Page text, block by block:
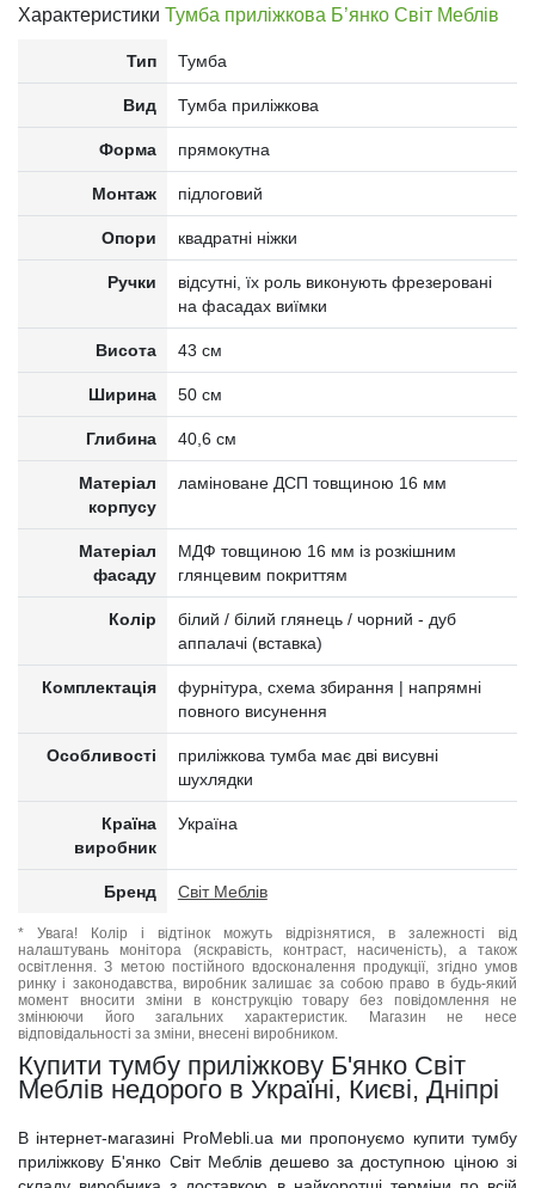
Характеристики Тумба приліжкова Б’янко Світ Меблів
Тип Тумба
Вид Тумба приліжкова
Форма прямокутна
Монтаж підлоговий
Опори квадратні ніжки
Ручки
відсутні, їх роль виконують фрезеровані
на фасадах виїмки
Висота 43 см
Ширина 50 см
Глибина 40,6 см
Матеріал
корпусу
ламіноване ДСП товщиною 16 мм
Матеріал
фасаду
МДФ товщиною 16 мм із розкішним
глянцевим покриттям
Колір
білий / білий глянець / чорний - дуб
аппалачі (вставка)
Комплектація
фурнітура, схема збирання | напрямні
повного висунення
Особливості
приліжкова тумба має дві висувні
шухлядки
Країна
виробник
Україна
Бренд Світ Меблів
* Увага! Колір і відтінок можуть відрізнятися, в залежності від
налаштувань монітора (яскравість, контраст, насиченість), а також
освітлення. З метою постійного вдосконалення продукції, згідно умов
ринку і законодавства, виробник залишає за собою право в будь-який
момент вносити зміни в конструкцію товару без повідомлення не
змінюючи його загальних характеристик. Магазин не несе
відповідальності за зміни, внесені виробником.
Купити тумбу приліжкову Б'янко Світ
Меблів недорого в Україні, Києві, Дніпрі
В інтернет-магазині ProMebli.ua ми пропонуємо купити тумбу
приліжкову Б'янко Світ Меблів дешево за доступною ціною зі